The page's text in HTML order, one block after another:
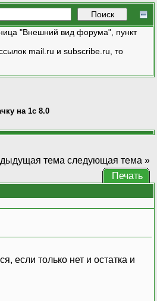
"Внешний вид форума", пункт
mail.ru и subscribe.ru, то
на 1с 8.0
тема следующая тема »
Печать
если только нет и остатка и